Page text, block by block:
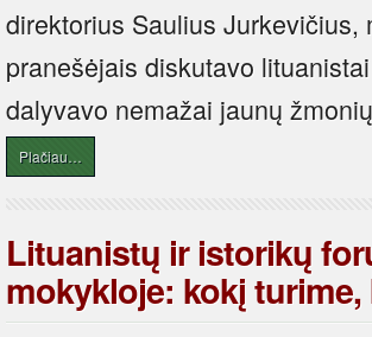
direktorius Saulius
pranešėjais diskutavo
dalyvavo nemažai jaunų
Plačiau…
Lituanistų ir istorikų
mokykloje: kokį